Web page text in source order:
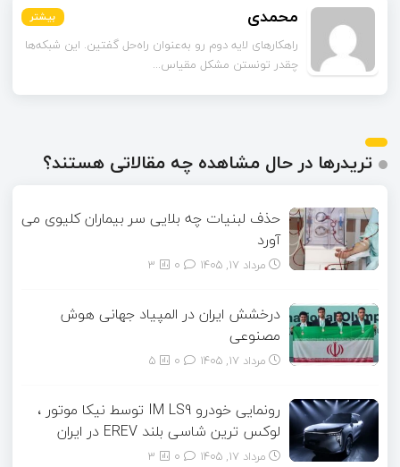
بیشتر محمدی بیشتر
راهکارهای لایه دوم رو به‌عنوان راه‌حل گفتین. این شبکه‌ها
چقدر تونستن مشکل مقیاس‌...
بیشتر
بیشتر
بیشتر
بیشتر
تریدرها در حال مشاهده چه مقالاتی هستند؟
حذف لبنیات چه بلایی سر بیماران کلیوی می
آورد
مرداد ۱۷, ۱۴۰۵ 3
درخشش ایران در المپیاد جهانی هوش
مصنوعی
مرداد ۱۷, ۱۴۰۵ 5
رونمایی خودرو IM LS9 توسط نیکا موتور ،
لوکس ترین شاسی بلند EREV در ایران
مرداد ۱۷, ۱۴۰۵ 3